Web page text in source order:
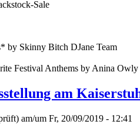
Sale
by Skinny Bitch DJane Team
Festival Anthems by Anina Owly
am
am/um Fr, 20/09/2019 - 12:41